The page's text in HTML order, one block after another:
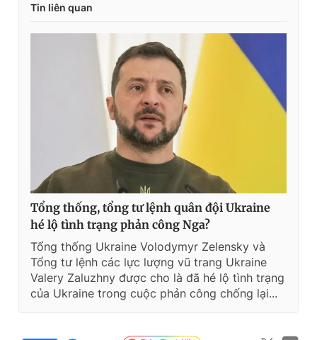
Tin liên quan
Tổng thống, tổng tư lệnh quân đội Ukraine
hé lộ tình trạng phản công Nga?
Tổng thống Ukraine Volodymyr Zelensky và
Tổng tư lệnh các lực lượng vũ trang Ukraine
Valery Zaluzhny được cho là đã hé lộ tình trạng
của Ukraine trong cuộc phản công chống lại...